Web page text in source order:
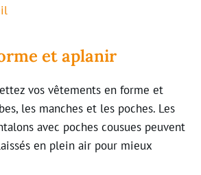
et aplanir
vos vêtements en forme et
les manches et les poches. Les
avec poches cousues peuvent
en plein air pour mieux